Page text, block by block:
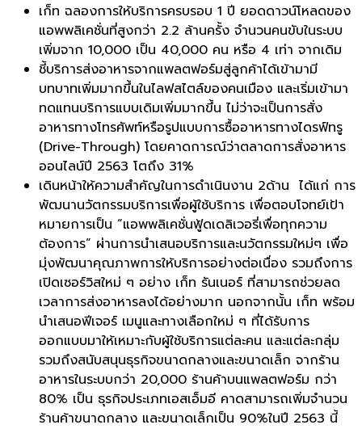
เก็ท ฉลองการให้บริการครบรอบ 1 ปี ยอดดาวน์โหลดของ
แอพพลิเคชั่นที่สูงกว่า 2.2 ล้านครั้ง จำนวนคนขับในระบบ
เพิ่มจาก 10,000 เป็น 40,000 คน หรือ 4 เท่า จากเดิม
ชี้บริการส่งอาหารจากแพลตฟอร์มสู่ลูกค้าได้เข้ามามี
บทบาทเพิ่มมากขึ้นในไลฟสไตล์ของคนเมือง และเริ่มเข้ามา
ทดแทนบริการแบบเดิมเพิ่มมากขึ้น ไม่ว่าจะเป็นการสั่ง
อาหารทางโทรศัพท์หรือรูปแบบการซื้ออาหารทางไดรฟ์ทรู
(Drive-Through) โดยคาดการณ์ว่าตลาดการสั่งอาหาร
ออนไลน์ปี 2563 โตถึง 31%
เดินหน้าให้ความสำคัญในการดำเนินงาน 2ด้าน ได้แก่ การ
พัฒนานวัตกรรมบริการเพื่อผู้ใช้บริการ เพื่อตอบโจทย์เป้า
หมายการเป็น “แอพพลิเคชั่นฟู้ดเดลิเวอรี่เพื่อทุกความ
ต้องการ” ผ่านการนำเสนอบริการและนวัตกรรมใหม่ๆ เพื่อ
มุ่งพัฒนาคุณภาพการให้บริการอย่างต่อเนื่อง รวมถึงการ
เปิดเซอร์วิสใหม่ ๆ อย่าง เก็ท รันเนอร์ ที่สามารถช่วยลด
เวลาการส่งอาหารลงได้อย่างมาก นอกจากนั้น เก็ท พร้อม
นำเสนอฟีเจอร์ เมนูและทางเลือกใหม่ ๆ ที่ได้รับการ
ออกแบบมาให้เหมาะกับผู้ใช้บริการแต่ละคน และแต่ละกลุ่ม
รวมถึงสนับสนุนธุรกิจขนาดกลางและขนาดเล็ก จากร้าน
อาหารในระบบกว่า 20,000 ร้านค้าบนแพลตฟอร์ม กว่า
80% เป็น ธุรกิจประเภทเอสเอ็มอี คาดสามารถเพิ่มจำนวน
ร้านค้าขนาดกลาง และขนาดเล็กเป็น 90%ในปี 2563 นี้